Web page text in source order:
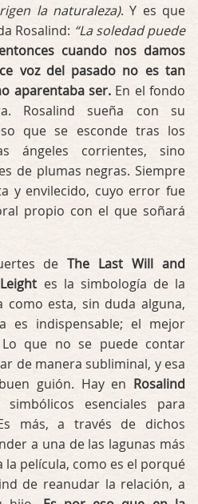
la naturaleza). Y es que
Rosalind: “La soledad puede
cuando nos damos
voz del pasado no es tan
aparentaba ser.En el fondo
Rosalind sueña con su
que se esconde tras los
ángeles corrientes, sino
de plumas negras. Siempre
y envilecido, cuyo error fue
propio con el que soñará
deThe Last Will and
es la simbología de la
como esta, sin duda alguna,
es indispensable; el mejor
que no se puede contar
de manera subliminal, y esa
guión. Hay en Rosalind
esenciales para
más, a través de dichos
a una de las lagunas más
película, como es el porqué
de reanudar la relación, a